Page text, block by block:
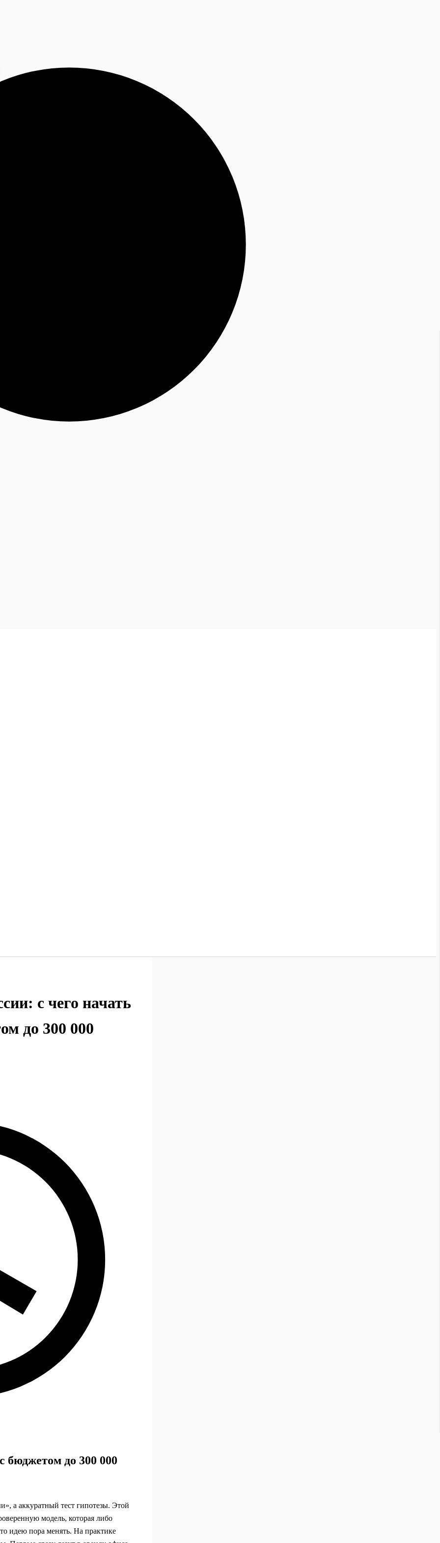
с чего начать
до 300 000
бюджетом до 300 000
а аккуратный тест гипотезы. Этой
модель, которая либо
идею пора менять. На практике